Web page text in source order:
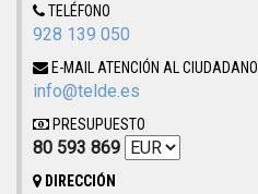
TELÉFONO
928 139 050
E-MAIL ATENCIÓN AL CIUDADANO
info@telde.es
PRESUPUESTO
80 593 869
DIRECCIÓN